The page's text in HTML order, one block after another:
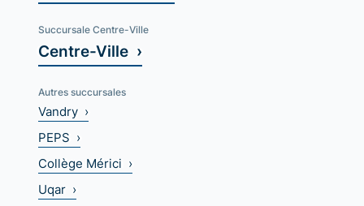
Succursale Centre-Ville
Centre-Ville ›
Autres succursales
Vandry ›
PEPS ›
Collège Mérici ›
Uqar ›